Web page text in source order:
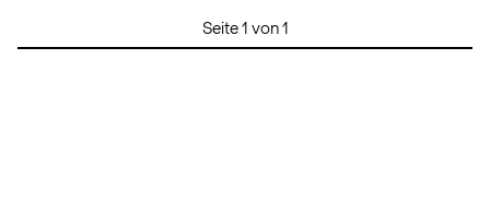
Seite 1 von 1